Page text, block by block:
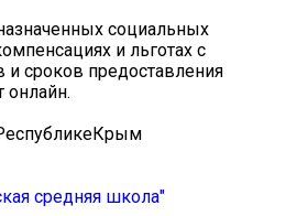
социальных
и льготах с
и сроков предоставления
онлайн.
средняя школа"